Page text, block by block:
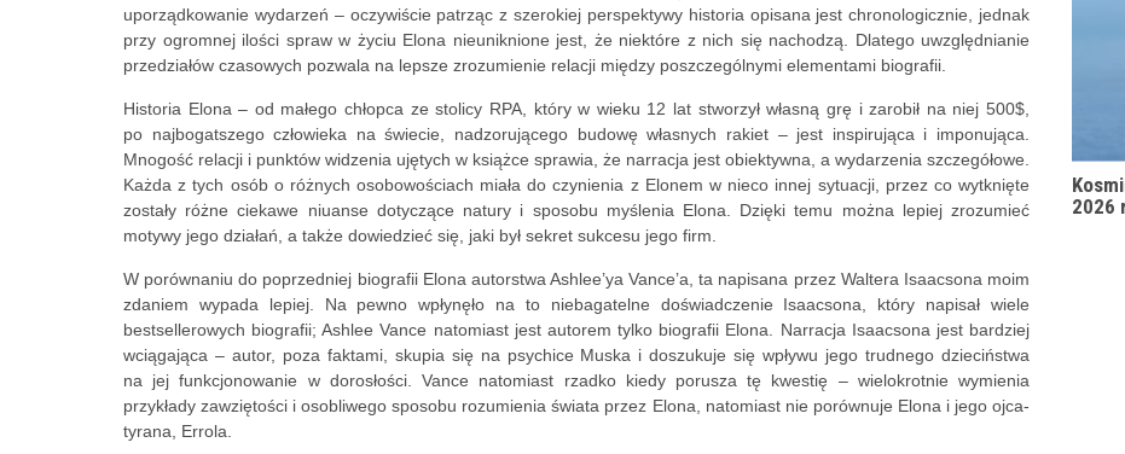
uporządkowanie wydarzeń – oczywiście patrząc z szerokiej perspektywy historia opisana jest chronologicznie, jednak
przy ogromnej ilości spraw w życiu Elona nieuniknione jest, że niektóre z nich się nachodzą. Dlatego uwzględnianie
przedziałów czasowych pozwala na lepsze zrozumienie relacji między poszczególnymi elementami biografii.
Historia Elona – od małego chłopca ze stolicy RPA, który w wieku 12 lat stworzył własną grę i zarobił na niej 500$,
po najbogatszego człowieka na świecie, nadzorującego budowę własnych rakiet – jest inspirująca i imponująca.
Mnogość relacji i punktów widzenia ujętych w książce sprawia, że narracja jest obiektywna, a wydarzenia szczegółowe.
Każda z tych osób o różnych osobowościach miała do czynienia z Elonem w nieco innej sytuacji, przez co wytknięte
zostały różne ciekawe niuanse dotyczące natury i sposobu myślenia Elona. Dzięki temu można lepiej zrozumieć
motywy jego działań, a także dowiedzieć się, jaki był sekret sukcesu jego firm.
W porównaniu do poprzedniej biografii Elona autorstwa Ashlee’ya Vance’a, ta napisana przez Waltera Isaacsona moim
zdaniem wypada lepiej. Na pewno wpłynęło na to niebagatelne doświadczenie Isaacsona, który napisał wiele
bestsellerowych biografii; Ashlee Vance natomiast jest autorem tylko biografii Elona. Narracja Isaacsona jest bardziej
wciągająca – autor, poza faktami, skupia się na psychice Muska i doszukuje się wpływu jego trudnego dzieciństwa
na jej funkcjonowanie w dorosłości. Vance natomiast rzadko kiedy porusza tę kwestię – wielokrotnie wymienia
przykłady zawziętości i osobliwego sposobu rozumienia świata przez Elona, natomiast nie porównuje Elona i jego ojca-
tyrana, Errola.
2026